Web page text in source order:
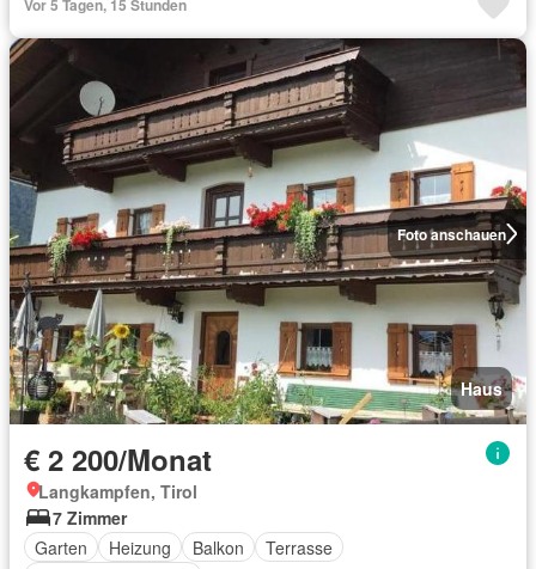
Vor 5 Tagen, 15 Stunden
Foto anschauen
Haus
€ 2 200/Monat
Langkampfen, Tirol
7 Zimmer
Garten
Heizung Balkon
Terrasse